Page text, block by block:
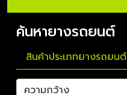
ค้นหายางรถยนต์
สินค้าประเภทยางรถยนต์